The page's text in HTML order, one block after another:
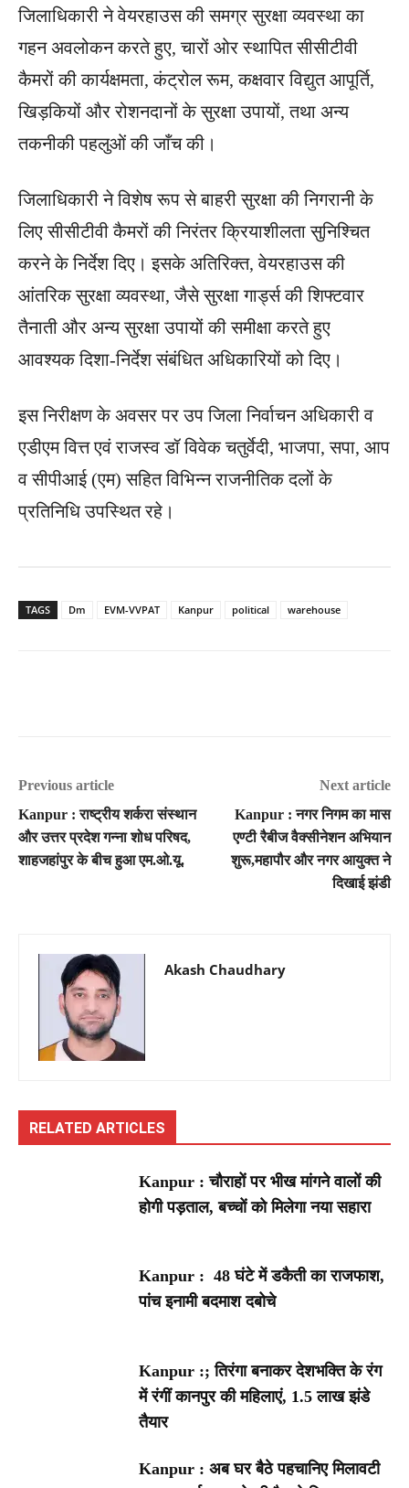
जिलाधिकारी ने वेयरहाउस की समग्र सुरक्षा व्यवस्था का
गहन अवलोकन करते हुए, चारों ओर स्थापित सीसीटीवी
कैमरों की कार्यक्षमता, कंट्रोल रूम, कक्षवार विद्युत आपूर्ति,
खिड़कियों और रोशनदानों के सुरक्षा उपायों, तथा अन्य
तकनीकी पहलुओं की जाँच की।
जिलाधिकारी ने विशेष रूप से बाहरी सुरक्षा की निगरानी के
लिए सीसीटीवी कैमरों की निरंतर क्रियाशीलता सुनिश्चित
करने के निर्देश दिए। इसके अतिरिक्त, वेयरहाउस की
आंतरिक सुरक्षा व्यवस्था, जैसे सुरक्षा गार्ड्स की शिफ्टवार
तैनाती और अन्य सुरक्षा उपायों की समीक्षा करते हुए
आवश्यक दिशा-निर्देश संबंधित अधिकारियों को दिए।
इस निरीक्षण के अवसर पर उप जिला निर्वाचन अधिकारी व
एडीएम वित्त एवं राजस्व डॉ विवेक चतुर्वेदी, भाजपा, सपा, आप
व सीपीआई (एम) सहित विभिन्न राजनीतिक दलों के
प्रतिनिधि उपस्थित रहे।
TAGS Dm EVM-VVPAT Kanpur political warehouse
Previous article
Kanpur : राष्ट्रीय शर्करा संस्थान
और उत्तर प्रदेश गन्ना शोध परिषद,
शाहजहांपुर के बीच हुआ एम.ओ.यू.
Next article
Kanpur : नगर निगम का मास
एण्टी रैबीज वैक्सीनेशन अभियान
शुरू,महापौर और नगर आयुक्त ने
दिखाई झंडी
Akash Chaudhary
RELATED ARTICLES
Kanpur : चौराहों पर भीख मांगने वालों की
होगी पड़ताल, बच्चों को मिलेगा नया सहारा
Kanpur : 48 घंटे में डकैती का राजफाश,
पांच इनामी बदमाश दबोचे
Kanpur :; तिरंगा बनाकर देशभक्ति के रंग
में रंगीं कानपुर की महिलाएं, 1.5 लाख झंडे
तैयार
Kanpur : अब घर बैठे पहचानिए मिलावटी